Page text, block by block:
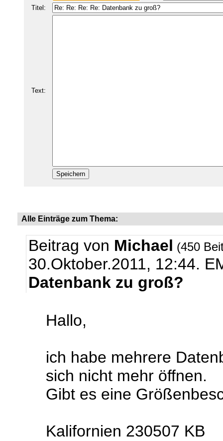
Titel:
Text:
Alle Einträge zum Thema:
Beitrag von Michael (450
30.Oktober.2011, 12:44.
Datenbank zu groß?
Hallo,
ich habe mehrere
sich nicht mehr öffnen.
Gibt es eine
Kalifornien 230507 KB